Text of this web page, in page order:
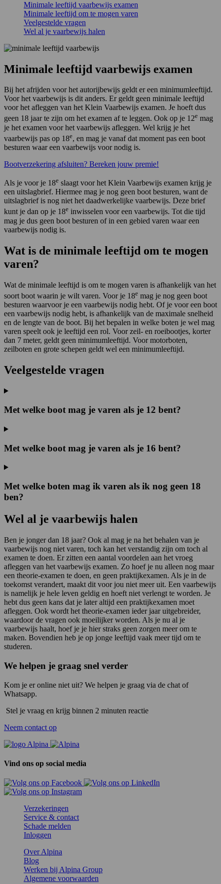
Minimale leeftijd vaarbewijs examen
Minimale leeftijd om te mogen varen
Veelgestelde vragen
Wel al je vaarbewijs halen
Minimale leeftijd vaarbewijs examen
Bij het afrijden voor het autorijbewijs geldt er een minimumleeftijd.
Voor het vaarbewijs is dit anders. Er geldt geen minimale leeftijd
voor het afleggen van het Klein Vaarbewijs examen. Je hoeft dus
geen 18 jaar te zijn om het examen af te leggen. Ook op je 12e mag
je het examen voor het vaarbewijs afleggen. Wel krijg je het
vaarbewijs pas op 18e, en mag je vanaf dat moment pas een boot
besturen waar een vaarbewijs voor nodig is.
Bootverzekering afsluiten? Bereken jouw premie!
Als je voor je 18e slaagt voor het Klein Vaarbewijs examen krijg je
een uitslagbrief. Hiermee mag je nog geen boot besturen, want de
uitslagbrief is nog niet het daadwerkelijke vaarbewijs. Deze brief
kunt je dan op je 18e inwisselen voor een vaarbewijs. Tot die tijd
mag je dus geen boot besturen of in een gebied varen waar een
vaarbewijs nodig is.
Wat is de minimale leeftijd om te mogen
varen?
Wat de minimale leeftijd is om te mogen varen is afhankelijk van het
soort boot waarin je wilt varen. Voor je 18e mag je nog geen boot
besturen waarvoor je een vaarbewijs nodig hebt. Of je voor een boot
een vaarbewijs nodig hebt, is afhankelijk van de maximale snelheid
en de lengte van de boot. Bij het bepalen in welke boten je wel mag
varen speelt ook je leeftijd een rol. Voor zeil- en roeibootjes, korter
dan 7 meter, geldt geen minimumleeftijd. Voor motorboten,
zeilboten en grote schepen geldt wel een minimumleeftijd.
Veelgestelde vragen
Met welke boot mag je varen als je 12 bent?
Met welke boot mag je varen als je 16 bent?
Met welke boten mag ik varen als ik nog geen 18
ben?
Wel al je vaarbewijs halen
Ben je jonger dan 18 jaar? Ook al mag je na het behalen van je
vaarbewijs nog niet varen, toch kan het verstandig zijn om toch al
examen te doen. Er zitten een aantal voordelen aan het vroeg
afleggen van het vaarbewijs examen. Zo hoef je nu alleen nog maar
een theorie-examen te doen, en geen praktijkexamen. Als je in de
toekomst verandert, maakt dit voor jou niet meer uit. Een vaarbewijs
is namelijk je hele leven geldig en hoeft niet verlengt te worden. Je
hebt dus geen kans dat je later altijd een praktijkexamen moet
afleggen. Ook wordt het theorie-examen ieder jaar uitgebreider,
waardoor de vragen ook moeilijker worden. Als je nu al je
vaarbewijs haalt, hoef je je hier straks geen zorgen meer om te
maken. Bovendien heb je op jonge leeftijd vaak meer tijd om te
studeren.
We helpen je graag snel verder
Kom je er online niet uit? We helpen je graag via de chat of
Whatsapp.
Stel je vraag en krijg binnen 2 minuten reactie
Neem contact op
Vind ons op social media
Verzekeringen
Service & contact
Schade melden
Inloggen
Over Alpina
Blog
Werken bij Alpina Group
Algemene voorwaarden